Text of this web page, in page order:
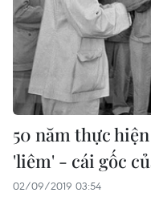
50 năm thực
'liêm' - cái gốc
02/09/2019 03:54